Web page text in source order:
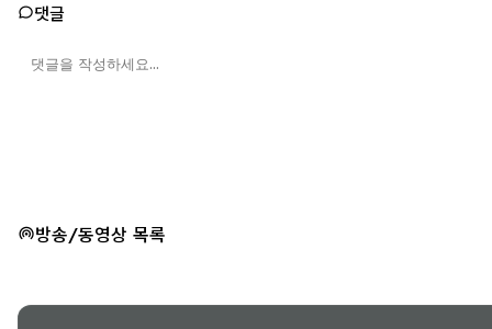
댓글
방송/동영상 목록